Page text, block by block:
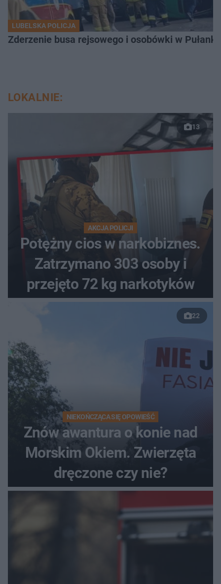
LUBELSKA POLICJA
Zderzenie busa rejsowego i osobówki w
LOKALNIE:
13
AKCJA POLICJI
Potężny cios w narkobiznes.
Zatrzymano 303 osoby i
przejęto 72 kg narkotyków
22
NIEKOŃCZĄCA SIĘ OPOWIEŚĆ
Znów awantura o konie nad
Morskim Okiem. Zwierzęta
dręczone czy nie?